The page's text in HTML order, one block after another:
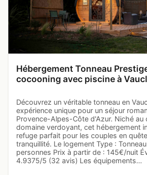
Hébergement Tonneau
cocooning avec piscine à
Découvrez un véritable tonneau en
expérience unique pour un séjour
Provence-Alpes-Côte d'Azur. Niché
domaine verdoyant, cet hébergement
refuge parfait pour les couples en
tranquillité. Le logement Type :
personnes Prix à partir de : 145€/nuit
4.9375/5 (32 avis) Les équipements…